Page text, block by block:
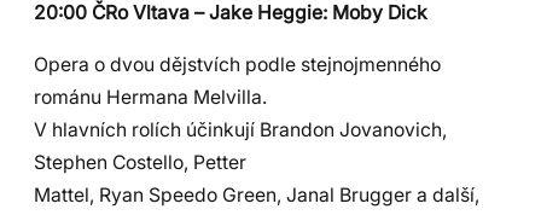
20:00 ČRo Vltava – Jake Heggie: Moby Dick
Opera o dvou dějstvích podle stejnojmenného
románu Hermana Melvilla.
V hlavních rolích účinkují Brandon Jovanovich,
Stephen Costello, Petter
Mattel, Ryan Speedo Green, Janal Brugger a další,